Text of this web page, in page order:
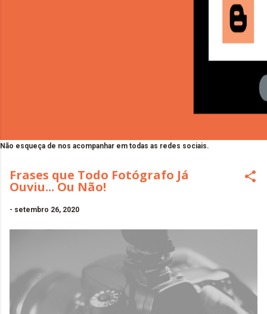
Não esqueça de nos acompanhar em todas as redes sociais.
Frases que Todo Fotógrafo Já
Ouviu... Ou Não!
- setembro 26, 2020